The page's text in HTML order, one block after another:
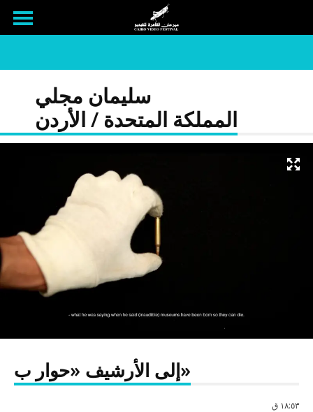
سليمان مجلي
المملكة المتحدة / الأردن
إلى الأرشيف «حوار ب»
١٨:٥٣ ق